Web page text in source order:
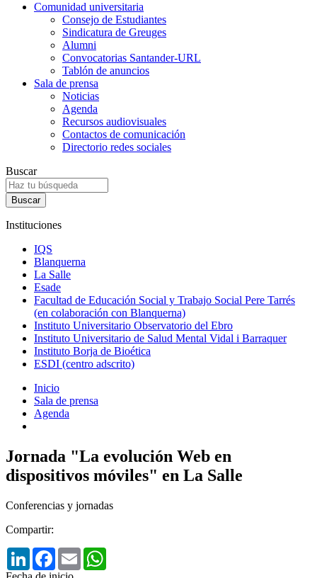
Comunidad universitaria
Consejo de Estudiantes
Sindicatura de Greuges
Alumni
Convocatorias Santander-URL
Tablón de anuncios
Sala de prensa
Noticias
Agenda
Recursos audiovisuales
Contactos de comunicación
Directorio redes sociales
Buscar
Instituciones
IQS
Blanquerna
La Salle
Esade
Facultad de Educación Social y Trabajo Social Pere Tarrés
(en colaboración con Blanquerna)
Instituto Universitario Observatorio del Ebro
Instituto Universitario de Salud Mental Vidal i Barraquer
Instituto Borja de Bioética
ESDI (centro adscrito)
Inicio
Sala de prensa
Agenda
Jornada "La evolución Web en
dispositivos móviles" en La Salle
Conferencias y jornadas
Compartir:
LinkedInFacebook
Email